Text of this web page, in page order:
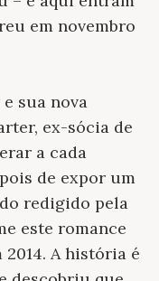
em novembro
sua nova
ex-sócia de
a cada
de expor um
redigido pela
este romance
A história é